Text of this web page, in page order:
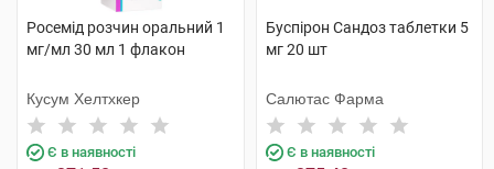
Росемід розчин оральний 1
мг/мл 30 мл 1 флакон
Кусум Хелтхкер
Є в наявності
Буспірон Сандоз таблетки 5
мг 20 шт
Салютас Фарма
Є в наявності